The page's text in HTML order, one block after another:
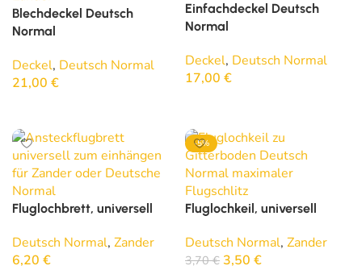
Blechdeckel Deutsch
Normal
Deckel, Deutsch Normal
21,00 €
Einfachdeckel Deutsch
Normal
Deckel, Deutsch Normal
17,00 €
Fluglochbrett, universell
Deutsch Normal, Zander
6,20 €
-5%
Fluglochkeil, universell
Deutsch Normal, Zander
3,70€ 3,50 €